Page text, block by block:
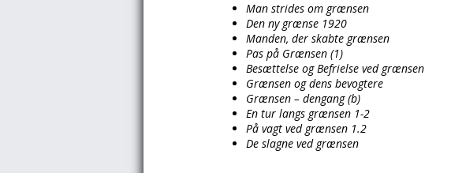
Man strides om grænsen
Den ny grænse 1920
Manden, der skabte grænsen
Pas på Grænsen (1)
Besættelse og Befrielse ved grænsen
Grænsen og dens bevogtere
Grænsen – dengang (b)
En tur langs grænsen 1-2
På vagt ved grænsen 1.2
De slagne ved grænsen